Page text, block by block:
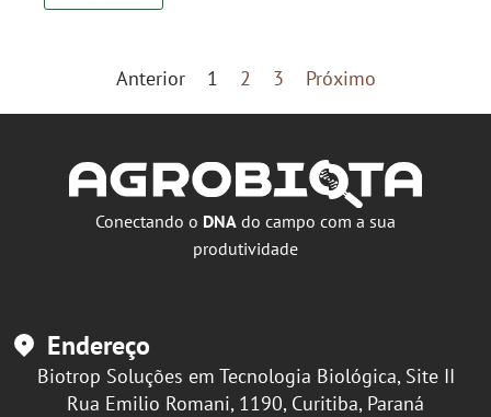
Anterior 1 2 3 Próximo
Conectando o DNA do campo com a sua
produtividade
Endereço
Biotrop Soluções em Tecnologia Biológica, Site II
Rua Emilio Romani, 1190, Curitiba, Paraná